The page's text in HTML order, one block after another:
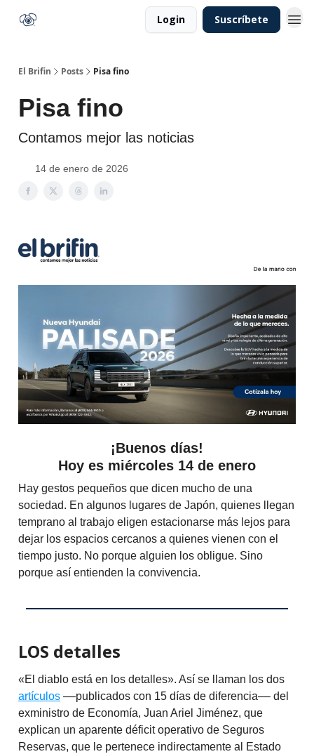
Login Suscríbete
El Brifin Posts Pisa fino
Pisa fino
Contamos mejor las noticias
14 de enero de 2026
¡Buenos días!
Hoy es miércoles 14 de enero
Hay gestos pequeños que dicen mucho de una
sociedad. En algunos lugares de Japón, quienes llegan
temprano al trabajo eligen estacionarse más lejos para
dejar los espacios cercanos a quienes vienen con el
tiempo justo. No porque alguien los obligue. Sino
porque así entienden la convivencia.
LOS detalles
«El diablo está en los detalles». Así se llaman los dos
artículos ––publicados con 15 días de diferencia–– del
exministro de Economía, Juan Ariel Jiménez, que
explican un aparente déficit operativo de Seguros
Reservas, que le pertenece indirectamente al Estado